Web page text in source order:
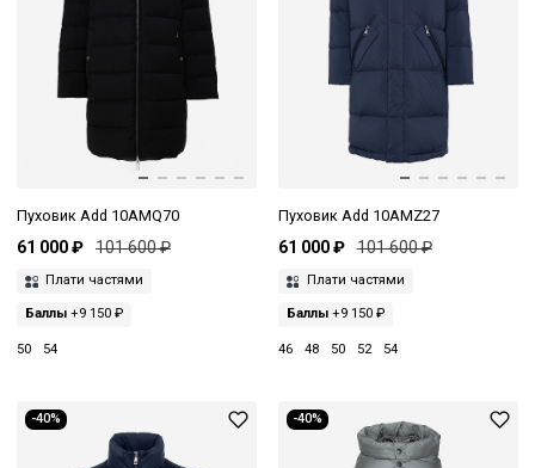
Пуховик Add 10AMQ70
61 000 ₽ 101 600 ₽
Плати частями
Баллы +9 150 ₽
50 54
Пуховик Add 10AMZ27
61 000 ₽ 101 600 ₽
Плати частями
Баллы+9 150 ₽
46 48 50 52 54
-40% -40%